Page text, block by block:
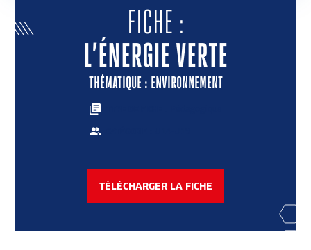
FICHE :
L’ÉNERGIE VERTE
THÉMATIQUE : ENVIRONNEMENT
TÉLÉCHARGER LA FICHE